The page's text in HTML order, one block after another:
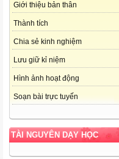
Giới thiệu bản thân
Thành tích
Chia sẻ kinh nghiệm
Lưu giữ kỉ niệm
Hình ảnh hoạt động
Soạn bài trực tuyến
TÀI NGUYÊN DẠY HỌC